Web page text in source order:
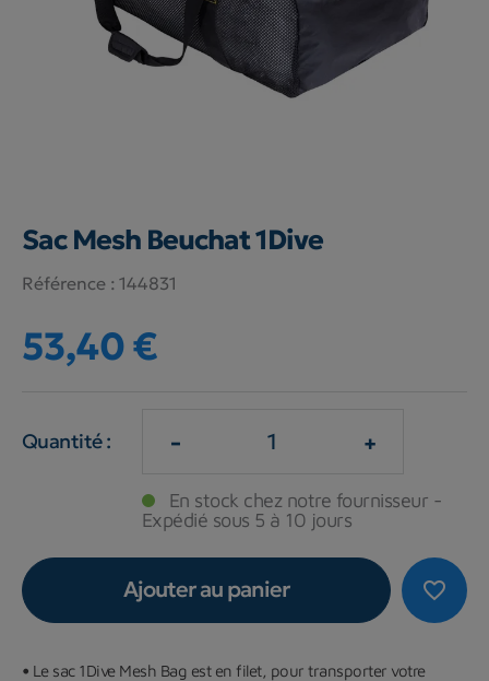
Sac Mesh Beuchat 1Dive
Référence : 144831
53,40 €
Quantité : - +
En stock chez notre fournisseur -
Expédié sous 5 à 10 jours
favorite_border
Ajouter au panier
• Le sac 1Dive Mesh Bag est en filet, pour transporter votre